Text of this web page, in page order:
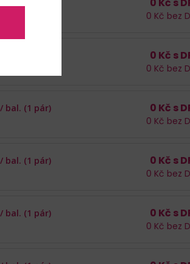
0 Kč bez
0 Kč s
0 Kč bez
bal. (1 pár) 0 Kč s
0 Kč bez
bal. (1 pár) 0 Kč s
0 Kč bez
bal. (1 pár) 0 Kč s
0 Kč bez